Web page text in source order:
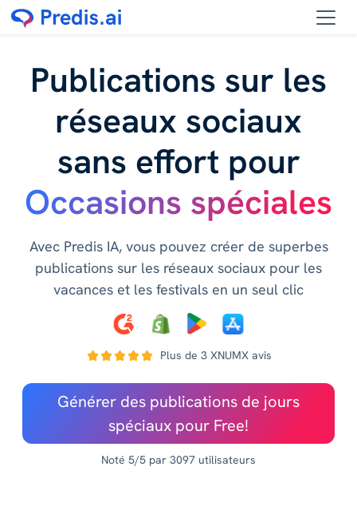
Publications sur les
réseaux sociaux
sans effort pour
Occasions spéciales
Avec Predis IA, vous pouvez créer de superbes
publications sur les réseaux sociaux pour les
vacances et les festivals en un seul clic
Plus de 3 XNUMX avis
Générer des publications de jours
spéciaux pour Free!
Noté 5/5 par 3097 utilisateurs